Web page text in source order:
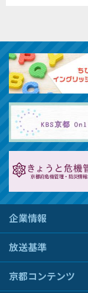
企業情報
放送基準
京都コンテンツ